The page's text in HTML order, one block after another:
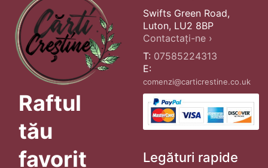
Raftul
tău
favorit
Swifts Green Road,
Luton, LU2 8BP
Contactați-ne ›
T: 07585224313
E:
comenzi@carticrestine.co.uk
Legături rapide